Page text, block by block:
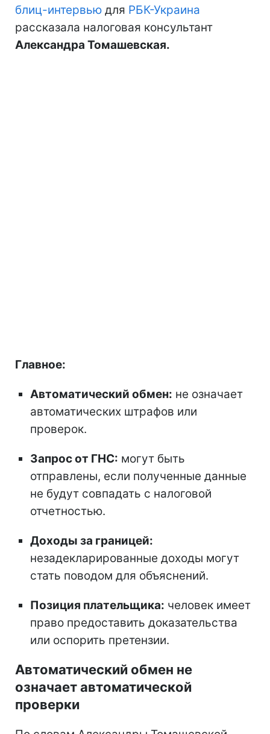
блиц-интервью для РБК-Украина
рассказала налоговая консультант
Александра Томашевская.
Главное:
Автоматический обмен: не означает
автоматических штрафов или
проверок.
Запрос от ГНС: могут быть
отправлены, если полученные данные
не будут совпадать с налоговой
отчетностью.
Доходы за границей:
незадекларированные доходы могут
стать поводом для объяснений.
Позиция плательщика: человек имеет
право предоставить доказательства
или оспорить претензии.
Автоматический обмен не
означает автоматической
проверки